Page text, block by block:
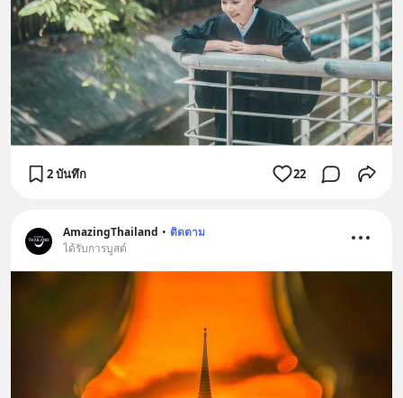
2 บันทึก 22
AmazingThailand • ติดตาม
ได้รับการบูสต์